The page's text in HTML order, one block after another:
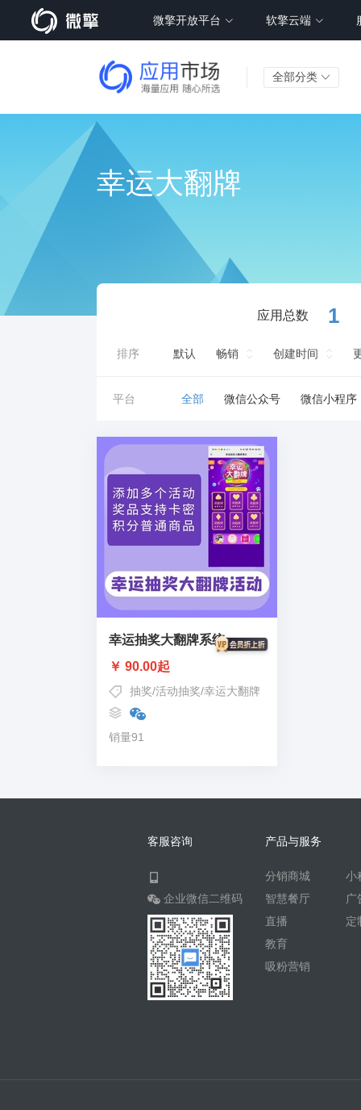
微擎开放平台 软擎云端
全部分类
幸运大翻牌
应用总数 1
排序 默认 畅销 创建时间
平台 全部 微信公众号 微信小程序
幸运抽奖大翻牌系统
￥ 90.00起
抽奖/活动抽奖/幸运大翻牌
销量91
客服咨询
企业微信二维码
产品与服务
分销商城
智慧餐厅
直播
教育
吸粉营销
小
广
定